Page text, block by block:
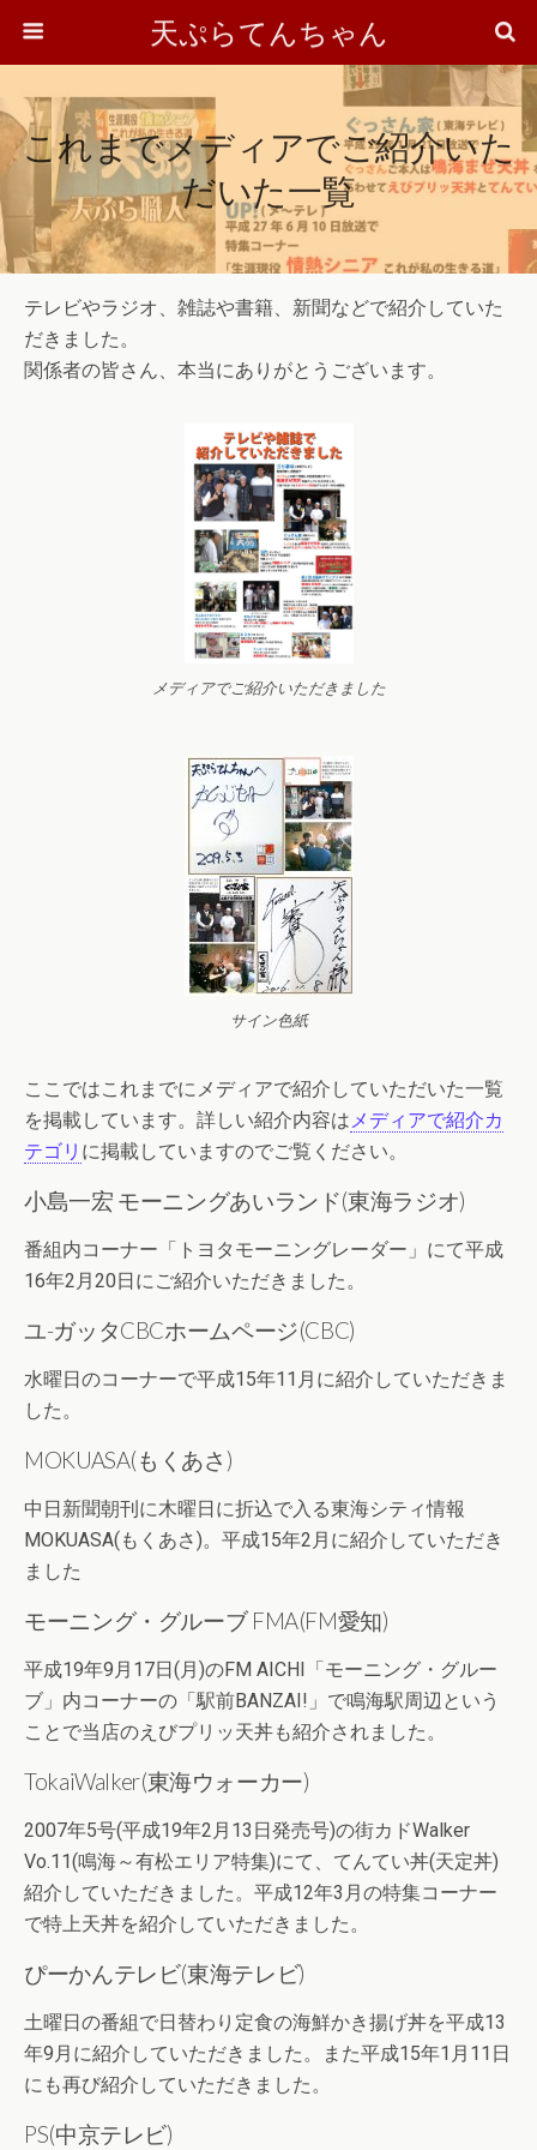
天ぷらてんちゃん
これまでメディアでご紹介いた
だいた一覧
テレビやラジオ、雑誌や書籍、新聞などで紹介していた
だきました。
関係者の皆さん、本当にありがとうございます。
メディアでご紹介いただきました
サイン色紙
ここではこれまでにメディアで紹介していただいた一覧
を掲載しています。詳しい紹介内容は メディアで紹介カ
テゴリ に掲載していますのでご覧ください。
小島一宏 モーニングあいランド(東海ラジオ)
番組内コーナー「トヨタモーニングレーダー」にて平成
16年2月20日にご紹介いただきました。
ユ-ガッタCBCホームページ(CBC)
水曜日のコーナーで平成15年11月に紹介していただきま
した。
MOKUASA(もくあさ)
中日新聞朝刊に木曜日に折込で入る東海シティ情報
MOKUASA(もくあさ)。平成15年2月に紹介していただき
ました
モーニング・グルーブ FMA(FM愛知)
平成19年9月17日(月)のFM AICHI「モーニング・グルー
ブ」内コーナーの「駅前BANZAI!」で鳴海駅周辺という
ことで当店のえびプリッ天丼も紹介されました。
TokaiWalker(東海ウォーカー)
2007年5号(平成19年2月13日発売号)の街カドWalker
Vo.11(鳴海～有松エリア特集)にて、てんてい丼(天定丼)
紹介していただきました。平成12年3月の特集コーナー
で特上天丼を紹介していただきました。
ぴーかんテレビ(東海テレビ)
土曜日の番組で日替わり定食の海鮮かき揚げ丼を平成13
年9月に紹介していただきました。また平成15年1月11日
にも再び紹介していただきました。
PS(中京テレビ)